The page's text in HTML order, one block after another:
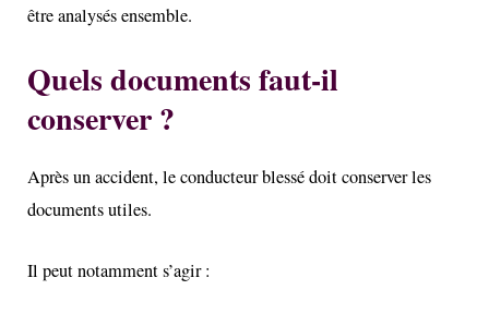
être analysés ensemble.
Quels documents faut-il
conserver ?
Après un accident, le conducteur blessé doit conserver les
documents utiles.
Il peut notamment s’agir :